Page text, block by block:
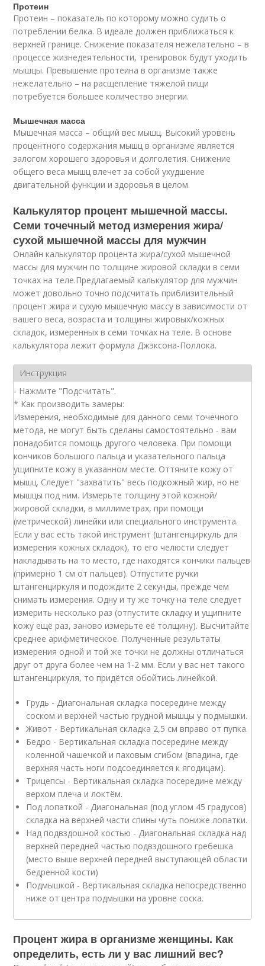
Протеин
Протеин – показатель по которому можно судить о
потреблении белка. В идеале должен приближаться к
верхней границе. Снижение показателя нежелательно – в
процессе жизнедеятельности, тренировок будут уходить
мышцы. Превышение протеина в организме также
нежелательно – на расщепление тяжелой пищи
потребуется большее количество энергии.
Мышечная масса
Мышечная масса – общий вес мышц. Высокий уровень
процентного содержания мышц в организме является
залогом хорошего здоровья и долголетия. Снижение
общего веса мышц влечет за собой ухудшение
двигательной функции и здоровья в целом.
Калькулятор процент мышечной массы.
Семи точечный метод измерения жира/
сухой мышечной массы для мужчин
Онлайн калькулятор процента жира/сухой мышечной
массы для мужчин по толщине жировой складки в семи
точках на теле.Предлагаемый калькулятор для мужчин
может довольно точно подсчитать приблизительный
процент жира и сухую мышечную массу в зависимости от
вашего веса, возраста и толщины жировых/кожных
складок, измеренных в семи точках на теле. В основе
калькулятора лежит формула Джэксона-Поллока.
Инструкция
- Заполните поля.
- Нажмите "Подсчитать".
* Как производить замеры:
Измерения, необходимые для данного семи точечного
метода, не могут быть сделаны самостоятельно - вам
понадобится помощь другого человека. При помощи
кончиков большого пальца и указательного пальца
ущипните кожу в указанном месте. Оттяните кожу от
мышц. Следует "захватить" весь подкожный жир, но не
мышцы под ним. Измерьте толщину этой кожной/
жировой складки, в миллиметрах, при помощи
(метрической) линейки или специального инструмента.
Если у вас есть такой инструмент (штангенциркуль для
измерения кожных складок), то его челюсти следует
накладывать на то место, где находятся кончики пальцев
(примерно 1 см от пальцев). Отпустите ручки
штангенциркуля и подождите 2 секунды, прежде чем
снимать измерения. Одну и ту же точку на теле следует
измерить несколько раз (отпустите складку и ущипните
кожу ещё раз, заново измерьте её толщину). Высчитайте
среднее арифметическое. Полученные результаты
измерения одной и той же точки не должны отличаться
друг от друга более чем на 1-2 мм. Если у вас нет такого
штангенциркуля, то придётся обойтись линейкой.
Грудь - Диагональная складка посередине между
соском и верхней частью грудной мышцы у подмышки.
Живот - Вертикальная складка 2,5 см вправо от пупка.
Бедро - Вертикальная складка посередине между
коленной чашечкой и паховым сгибом (впадина, где
верхняя часть ноги подсоединяется к ягодицам).
Трицепсы - Вертикальная складка посередине между
верхом плеча и локтём.
Под лопаткой - Диагональная (под углом 45 градусов)
складка на верхней части спины чуть пониже лопатки.
Над подвздошной костью - Диагональная складка над
верхней передней частью подвздошного гребешка
(место выше верхней передней выступающей области
бедренной кости)
Подмышкой - Вертикальная складка непосредственно
ниже от центра подмышки на уровне соска.
Процент жира в организме женщины. Как
определить, есть ли у вас лишний вес?